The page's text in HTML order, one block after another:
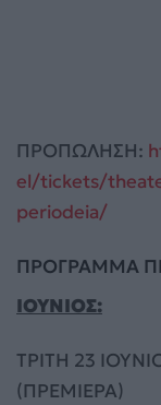
ΠΡΟΠΩΛΗΣΗ:
el/tickets/
periodeia/
ΠΡΟΓΡΑΜΜΑ
ΙΟΥΝΙΟΣ:
ΤΡΙΤΗ 23
(ΠΡΕΜΙΕΡΑ)